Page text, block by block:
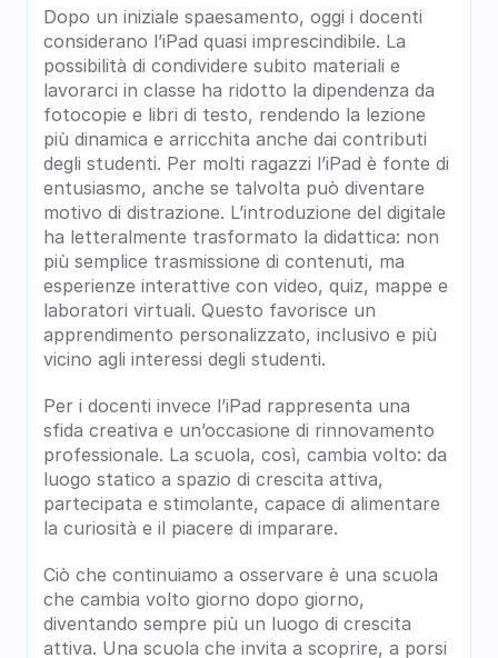
Dopo un iniziale spaesamento, oggi i docenti
considerano l’iPad quasi imprescindibile. La
possibilità di condividere subito materiali e
lavorarci in classe ha ridotto la dipendenza da
fotocopie e libri di testo, rendendo la lezione
più dinamica e arricchita anche dai contributi
degli studenti. Per molti ragazzi l’iPad è fonte di
entusiasmo, anche se talvolta può diventare
motivo di distrazione. L’introduzione del digitale
ha letteralmente trasformato la didattica: non
più semplice trasmissione di contenuti, ma
esperienze interattive con video, quiz, mappe e
laboratori virtuali. Questo favorisce un
apprendimento personalizzato, inclusivo e più
vicino agli interessi degli studenti.
Per i docenti invece l’iPad rappresenta una
sfida creativa e un’occasione di rinnovamento
professionale. La scuola, così, cambia volto: da
luogo statico a spazio di crescita attiva,
partecipata e stimolante, capace di alimentare
la curiosità e il piacere di imparare.
Ciò che continuiamo a osservare è una scuola
che cambia volto giorno dopo giorno,
diventando sempre più un luogo di crescita
attiva. Una scuola che invita a scoprire, a porsi